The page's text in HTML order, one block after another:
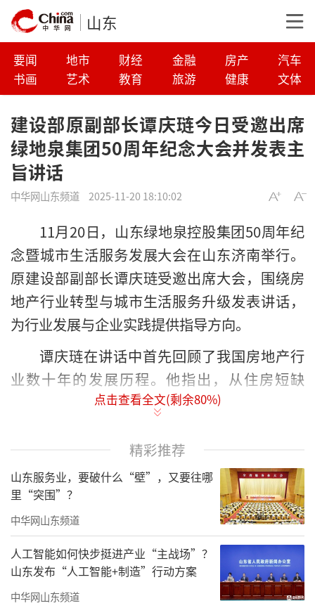
山东
要闻 地市 财经 金融 房产
汽车
书画
艺术 教育 旅游 健康 文体
建设部原副部长谭庆琏今日受邀出席
绿地泉集团50周年纪念大会并发表主
旨讲话
中华网山东频道 2025-11-20 18:10:02
11月20日，山东绿地泉控股集团50周年纪
念暨城市生活服务发展大会在山东济南举行。
原建设部副部长谭庆琏受邀出席大会，围绕房
地产行业转型与城市生活服务升级发表讲话，
为行业发展与企业实践提供指导方向。
谭庆琏在讲话中首先回顾了我国房地产行
业数十年的发展历程。他指出，从住房短缺
到“居者有其屋”，再到如今追求“住有所
程、民生需求紧密相连。而山东绿地泉集团作
为深耕区域50年的企业，从早期参与城市建设
到如今拓展城市生活服务领域，不仅见证了行
业变迁，更以实际行动践行社会责任，其在保
障房建设、社区服务优化等方面的实践，为同
类企业提供了可借鉴的经验，值得肯定。
当前房地产市场正处于深度调整与转型的
点击查看全文(剩余80%)
精彩推荐
山东服务业，要破什么“壁”，又要往哪
里“突围”？
中华网山东频道
人工智能如何快步挺进产业“主战场”？
山东发布“人工智能+制造”行动方案
中华网山东频道